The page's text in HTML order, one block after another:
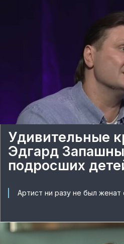
Удивительные
Эдгард
подросших
Артист ни разу не был женат